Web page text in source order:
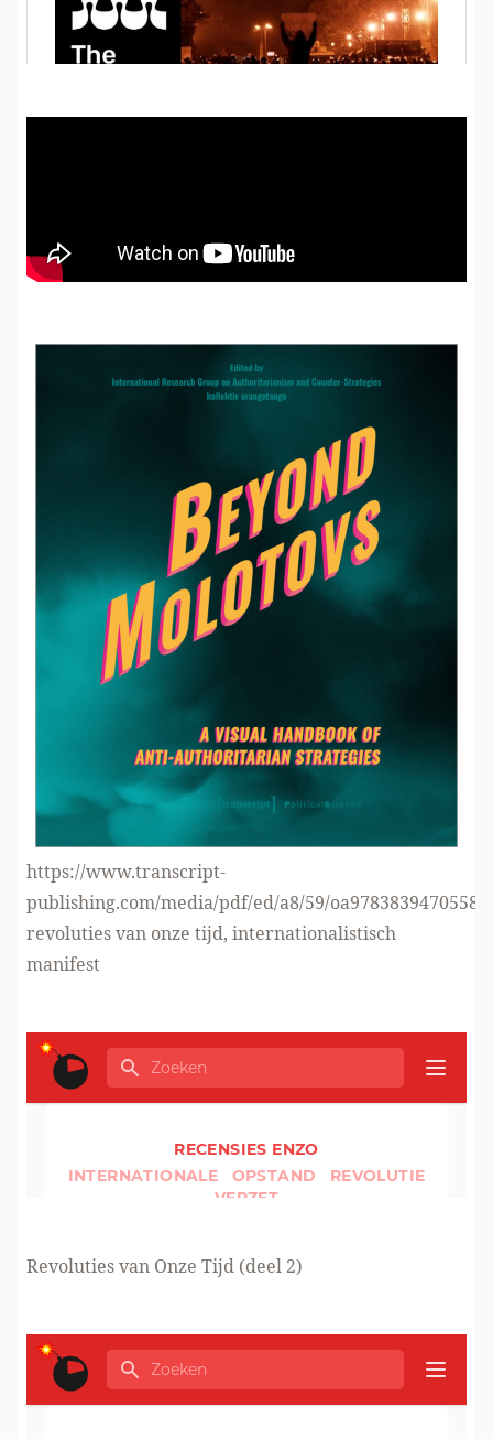
https://www.transcript-
publishing.com/media/pdf/ed/a8/59/
revoluties van onze tijd, internationalistisch
manifest
Revoluties van Onze Tijd (deel 2)